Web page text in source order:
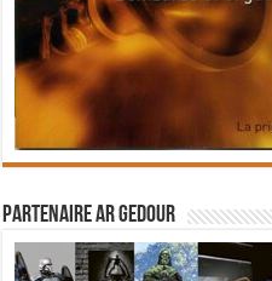
Partenaire Ar Gedour